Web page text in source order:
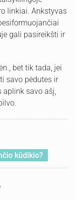
linkiai. Ankstyvas
gali pasireikšti ir
bet tik tada, jei
savo pėdutes ir
savo ašį,
kūdikio?